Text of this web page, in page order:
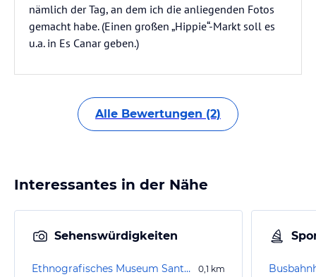
nämlich der Tag, an dem ich die anliegenden Fotos
gemacht habe. (Einen großen „Hippie“-Markt soll es
u.a. in Es Canar geben.)
Alle Bewertungen (2)
Interessantes in der Nähe
Sehenswürdigkeiten
Ethnografisches Museum Santa Eulalia del Río 0,1 km